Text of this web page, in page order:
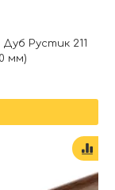
Рустик 211
мм)